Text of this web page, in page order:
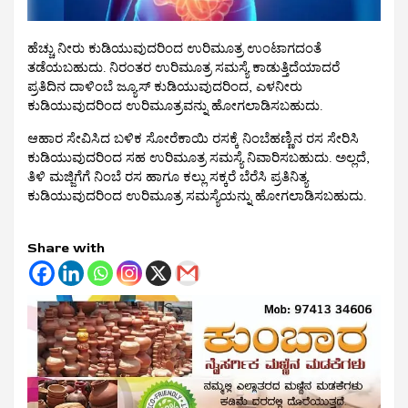
ಹೆಚ್ಚು ನೀರು ಕುಡಿಯುವುದರಿಂದ ಉರಿಮೂತ್ರ ಉಂಟಾಗದಂತೆ
ತಡೆಯಬಹುದು. ನಿರಂತರ ಉರಿಮೂತ್ರ ಸಮಸ್ಯೆ ಕಾಡುತ್ತಿದೆಯಾದರೆ
ಪ್ರತಿದಿನ ದಾಳಿಂಬೆ ಜ್ಯೂಸ್‌ ಕುಡಿಯುವುದರಿಂದ, ಎಳನೀರು
ಕುಡಿಯುವುದರಿಂದ ಉರಿಮೂತ್ರವನ್ನು ಹೋಗಲಾಡಿಸಬಹುದು.
ಆಹಾರ ಸೇವಿಸಿದ ಬಳಿಕ ಸೋರೆಕಾಯಿ ರಸಕ್ಕೆ ನಿಂಬೆಹಣ್ಣಿನ ರಸ ಸೇರಿಸಿ
ಕುಡಿಯುವುದರಿಂದ ಸಹ ಉರಿಮೂತ್ರ ಸಮಸ್ಯೆ ನಿವಾರಿಸಬಹುದು. ಅಲ್ಲದೆ,
ತಿಳಿ ಮಜ್ಜಿಗೆಗೆ ನಿಂಬೆ ರಸ ಹಾಗೂ ಕಲ್ಲು ಸಕ್ಕರೆ ಬೆರೆಸಿ ಪ್ರತಿನಿತ್ಯ
ಕುಡಿಯುವುದರಿಂದ ಉರಿಮೂತ್ರ ಸಮಸ್ಯೆಯನ್ನು ಹೋಗಲಾಡಿಸಬಹುದು.
Share with